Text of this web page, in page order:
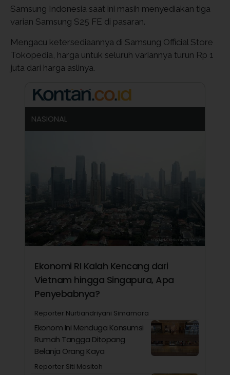
Samsung Indonesia saat ini masih menyediakan tiga
varian Samsung S25 FE di pasaran.
Mengacu ketersediaannya di Samsung Official Store
Tokopedia, harga untuk seluruh variannya turun Rp 1
juta dari harga aslinya.
NASIONAL
Ekonomi RI Kalah Kencang dari
Vietnam hingga Singapura, Apa
Penyebabnya?
Reporter Nurtiandriyani Simamora
Ekonom Ini Menduga Konsumsi
Rumah Tangga Ditopang
Belanja Orang Kaya
Reporter Siti Masitoh